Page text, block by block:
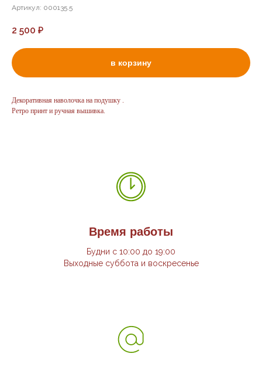
Артикул: 000135.5
2 500 ₽
в корзину
Декоративная наволочка на подушку .
Ретро принт и ручная вышивка.
Время работы
Будни с 10:00 до 19:00
Выходные суббота и воскресенье